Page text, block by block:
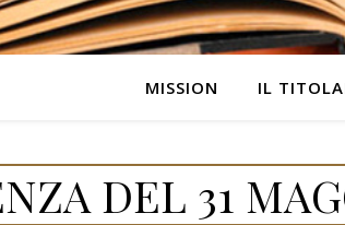
MISSION IL
DEL 31